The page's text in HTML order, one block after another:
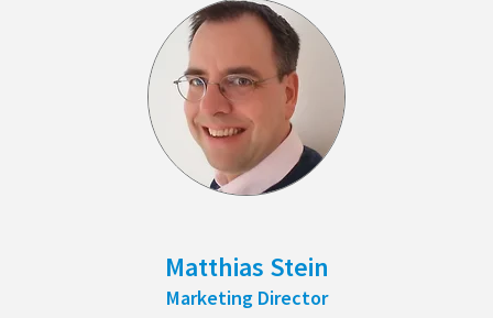
Matthias Stein
Marketing Director